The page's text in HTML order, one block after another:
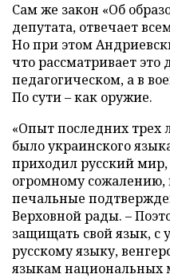
Сам же закон «Об
депутата, отвечает
Но при этом
что рассматривает
педагогическом, а в
По сути – как оружие.
«Опыт последних трех
было украинского
приходил русский
огромному
печальные
Верховной рады. –
защищать свой язык, с
русскому языку,
языкам национальных